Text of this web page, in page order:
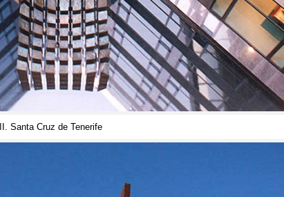
Santa Cruz de Tenerife